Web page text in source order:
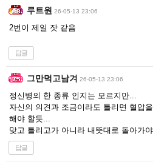
루트원 26-05-13 23:06
2번이 제일 잣 같음
답글
그만먹고남겨 26-05-13 23:06
정신병의 한 종류 인지는 모르지만...
자신의 의견과 조금이라도 틀리면 혈압
해야 할듯...
맞고 틀리고가 아니라 내뜻대로 돌아가
답글